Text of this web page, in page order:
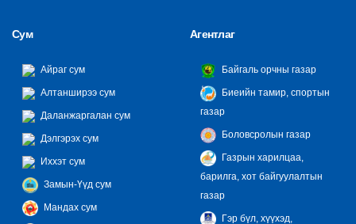
Сум
Айраг сум
Алтанширээ сум
Даланжаргалан сум
Дэлгэрэх сум
Иххэт сум
Замын-Үүд сум
Мандах сум
Агентлаг
Байгаль орчны газар
Биеийн тамир, спортын
газар
Боловсролын газар
Газрын харилцаа,
барилга, хот байгуулалтын
газар
Гэр бүл, хүүхэд,